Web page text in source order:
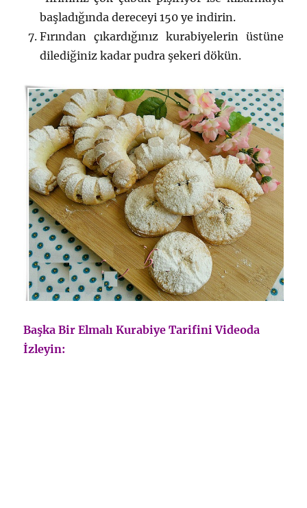
başladığında dereceyi 150 ye indirin.
Fırından çıkardığınız kurabiyelerin üstüne
dilediğiniz kadar pudra şekeri dökün.
Başka Bir Elmalı Kurabiye Tarifini Videoda
İzleyin: